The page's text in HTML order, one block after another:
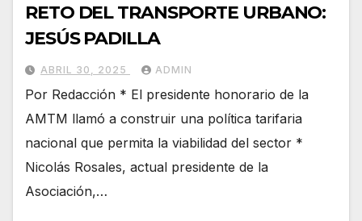
RETO DEL TRANSPORTE URBANO:
JESÚS PADILLA
ABRIL 30, 2025 ADMIN
Por Redacción * El presidente honorario de la
AMTM llamó a construir una política tarifaria
nacional que permita la viabilidad del sector *
Nicolás Rosales, actual presidente de la
Asociación,…